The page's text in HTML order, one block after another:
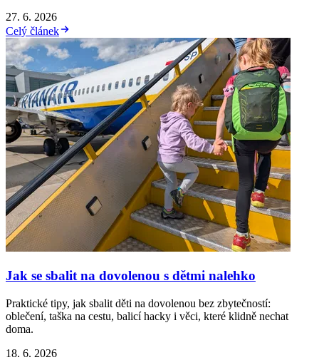
27. 6. 2026
Celý článek
Jak se sbalit na dovolenou s dětmi nalehko
Praktické tipy, jak sbalit děti na dovolenou bez zbytečností:
oblečení, taška na cestu, balicí hacky i věci, které klidně nechat
doma.
18. 6. 2026